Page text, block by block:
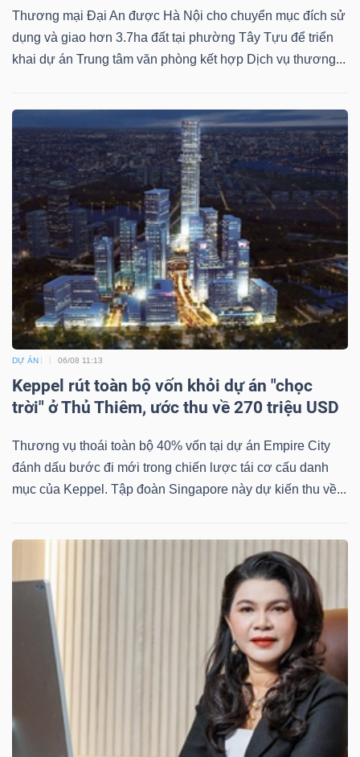
Thương mại Đại An được Hà Nội cho chuyển mục đích sử
dụng và giao hơn 3.7ha đất tại phường Tây Tựu để triển
khai dự án Trung tâm văn phòng kết hợp Dịch vụ thương...
DỰ ÁN 06/08 11:13
Keppel rút toàn bộ vốn khỏi dự án "chọc
trời" ở Thủ Thiêm, ước thu về 270 triệu USD
Thương vụ thoái toàn bộ 40% vốn tại dự án Empire City
đánh dấu bước đi mới trong chiến lược tái cơ cấu danh
mục của Keppel. Tập đoàn Singapore này dự kiến thu về...
tài
chính
Công
cụ
đầu
tư
Truyền
thông
chính
Dữ
liệu
chính